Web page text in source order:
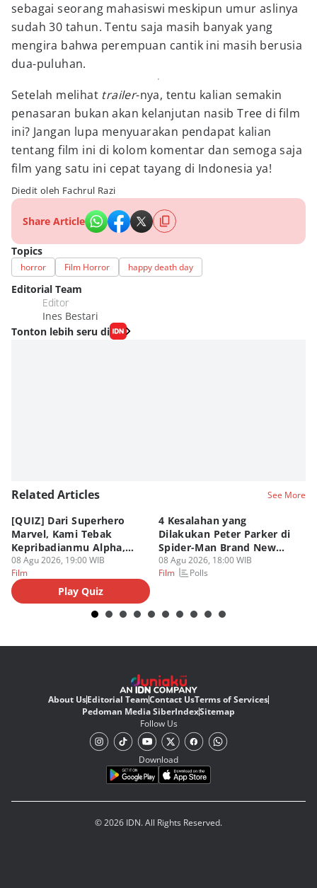
sebagai seorang mahasiswi meskipun umur aslinya
sudah 30 tahun. Tentu saja masih banyak yang
mengira bahwa perempuan cantik ini masih berusia
dua-puluhan.
Setelah melihat trailer-nya, tentu kalian semakin
penasaran bukan akan kelanjutan nasib Tree di film
ini? Jangan lupa menyuarakan pendapat kalian
tentang film ini di kolom komentar dan semoga saja
film yang satu ini cepat tayang di Indonesia ya!
Diedit oleh Fachrul Razi
Share Article
Topics
horror Film Horror happy death day
Editorial Team
Editor
Ines Bestari
Tonton lebih seru di
Related Articles See More
[QUIZ] Dari Superhero
Marvel, Kami Tebak
Kepribadianmu Alpha,
Beta, atau Omega
08 Agu 2026, 19:00 WIB
Film
Play Quiz
4 Kesalahan yang
Dilakukan Peter Parker di
Spider-Man Brand New
Day
08 Agu 2026, 18:00 WIB
Film
Polls
About UsEditorial TeamContact UsTerms of Services
Pedoman Media SiberIndexSitemap
Follow Us
Download
© 2026 IDN. All Rights Reserved.